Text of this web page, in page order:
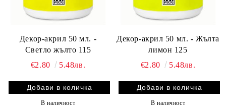
Декор-акрил 50 мл. -
Светло жълто 115
€2.80
5.48лв.
В наличност
Декор-акрил 50 мл. - Жълта
лимон 125
€2.80
5.48лв.
В наличност